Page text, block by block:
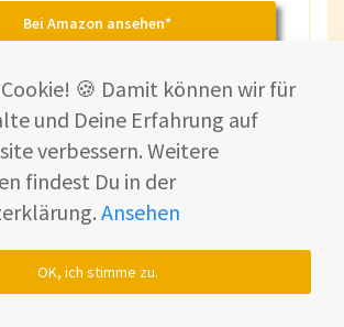
Bei Amazon ansehen*
- 10% sparen mit “SHF10”
🍪 Damit können wir für
und Deine Erfahrung auf
verbessern. Weitere
findest Du in der
Ansehen
OK, ich stimme zu.